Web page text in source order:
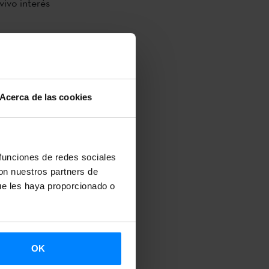
Acerca de las cookies
de redes sociales
nuestros partners de
les haya proporcionado o
OK
la escritora,
disertó
del
Polonia,
Vasco